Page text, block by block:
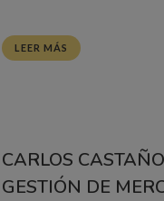
LEER MÁS
CARLOS
GESTIÓN DE